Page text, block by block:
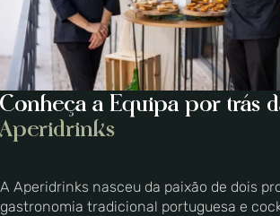
Conheça a Equipa por trás
Aperidrinks
A Aperidrinks nasceu da paixão de dois
gastronomia tradicional portuguesa e